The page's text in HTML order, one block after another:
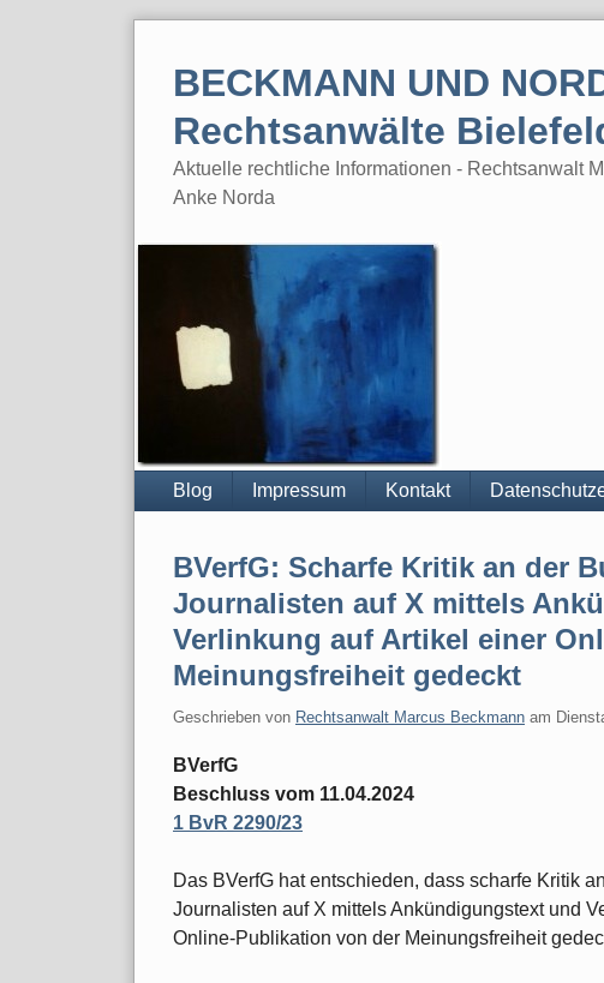
BECKMANN UND
Rechtsanwälte
Aktuelle rechtliche Informationen - Rechtsanwalt
Anke Norda
Blog Impressum Kontakt
BVerfG: Scharfe Kritik an der
Journalisten auf X mittels
Verlinkung auf Artikel einer
Meinungsfreiheit gedeckt
Geschrieben von Rechtsanwalt Marcus Beckmann am
BVerfG
Beschluss vom 11.04.2024
1 BvR 2290/23
Das BVerfG hat entschieden, dass scharfe Kritik
Journalisten auf X mittels Ankündigungstext und
Online-Publikation von der Meinungsfreiheit